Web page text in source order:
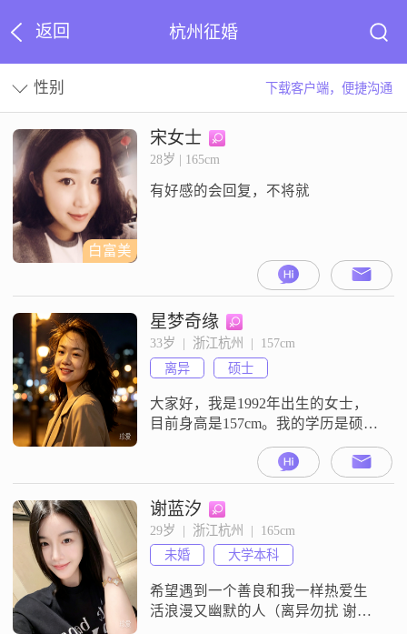
返回 杭州征婚
性别 下载客户端，便捷沟通
白富美
宋女士
28岁 | 165cm
有好感的会回复，不将就
星梦奇缘
33岁  |  浙江杭州  |  157cm
离异
硕士
大家好，我是1992年出生的女士，
目前身高是157cm。我的学历是硕
士，现在在杭州工作，月收入在
5001到8000元这个范围里。关于我
对感情的想法，我觉得两个人在一
起，追求简单幸福就很好。平时相
处的时候，互相尊重是很重要的一
点。我这个人性格上比较坚韧要
强，遇到事情会愿意去努力面对。
我期望能遇到一位可以一起踏实过
日子的伴
谢蓝汐
29岁  |  浙江杭州  |  165cm
未婚
大学本科
希望遇到一个善良和我一样热爱生
活浪漫又幽默的人（离异勿扰 谢